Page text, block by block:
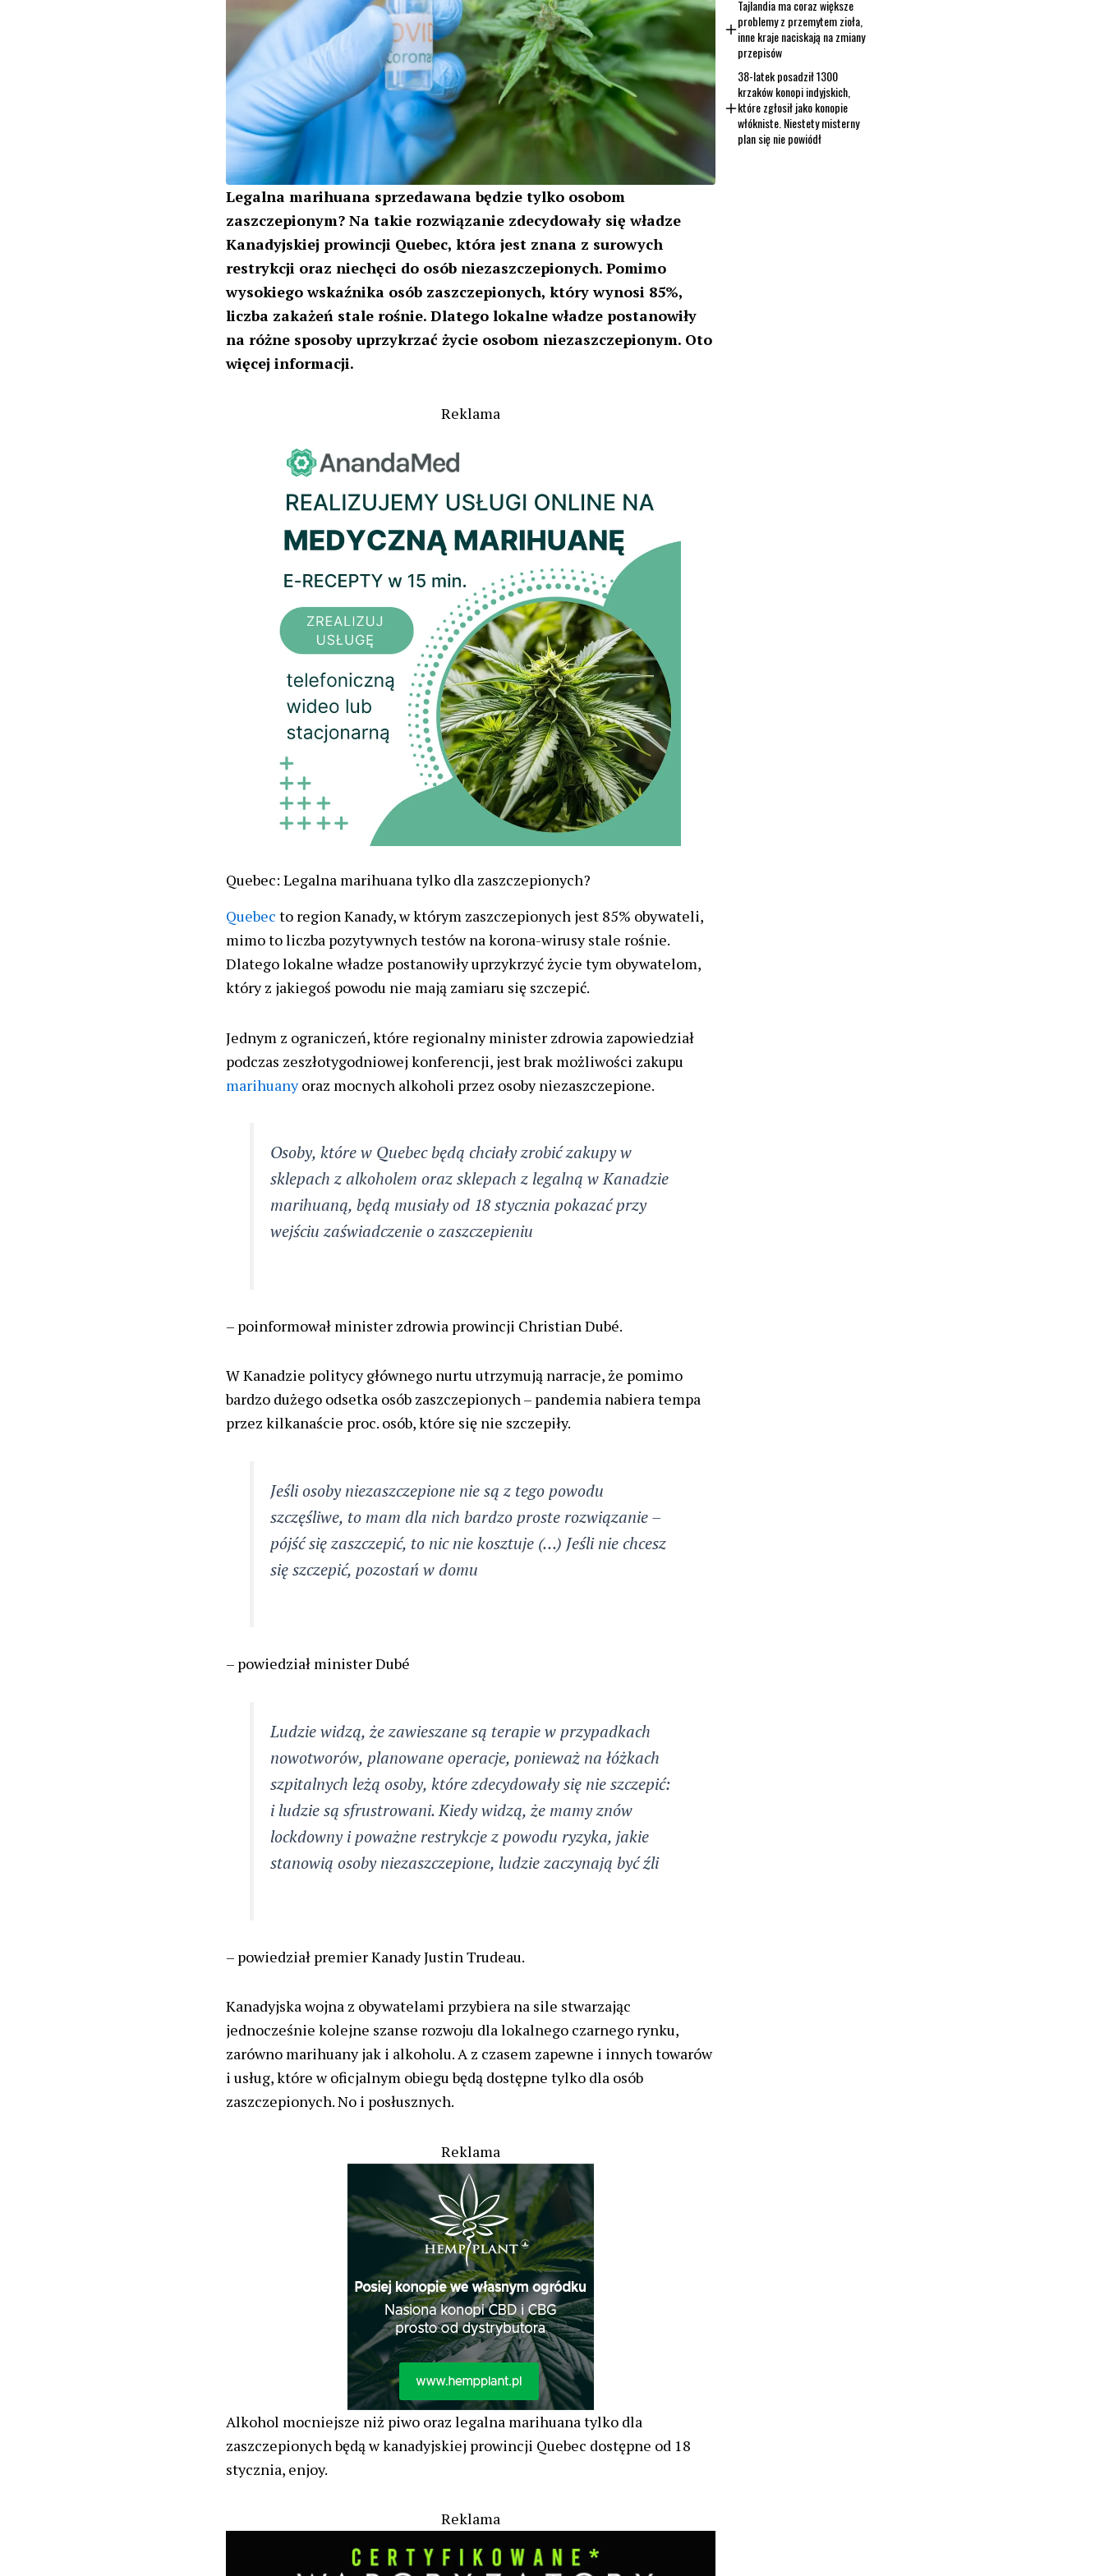
k e
r
Legalna marihuana sprzedawana będzie tylko osobom
zaszczepionym? Na takie rozwiązanie zdecydowały się władze
Kanadyjskiej prowincji Quebec, która jest znana z surowych
restrykcji oraz niechęci do osób niezaszczepionych. Pomimo
wysokiego wskaźnika osób zaszczepionych, który wynosi 85%,
liczba zakażeń stale rośnie. Dlatego lokalne władze postanowiły
na różne sposoby uprzykrzać życie osobom niezaszczepionym. Oto
więcej informacji.
Reklama
Quebec: Legalna marihuana tylko dla zaszczepionych?
Quebec to region Kanady, w którym zaszczepionych jest 85% obywateli,
mimo to liczba pozytywnych testów na korona-wirusy stale rośnie.
Dlatego lokalne władze postanowiły uprzykrzyć życie tym obywatelom,
który z jakiegoś powodu nie mają zamiaru się szczepić.
Jednym z ograniczeń, które regionalny minister zdrowia zapowiedział
podczas zeszłotygodniowej konferencji, jest brak możliwości zakupu
marihuanyoraz mocnych alkoholi przez osoby niezaszczepione.
Osoby, które w Quebec będą chciały zrobić zakupy w
sklepach z alkoholem oraz sklepach z legalną w Kanadzie
marihuaną, będą musiały od 18 stycznia pokazać przy
wejściu zaświadczenie o zaszczepieniu
– poinformował minister zdrowia prowincji Christian Dubé.
W Kanadzie politycy głównego nurtu utrzymują narracje, że pomimo
bardzo dużego odsetka osób zaszczepionych – pandemia nabiera tempa
przez kilkanaście proc. osób, które się nie szczepiły.
Jeśli osoby niezaszczepione nie są z tego powodu
szczęśliwe, to mam dla nich bardzo proste rozwiązanie –
pójść się zaszczepić, to nic nie kosztuje (…) Jeśli nie chcesz
się szczepić, pozostań w domu
– powiedział minister Dubé
Ludzie widzą, że zawieszane są terapie w przypadkach
nowotworów, planowane operacje, ponieważ na łóżkach
szpitalnych leżą osoby, które zdecydowały się nie szczepić:
i ludzie są sfrustrowani. Kiedy widzą, że mamy znów
lockdowny i poważne restrykcje z powodu ryzyka, jakie
stanowią osoby niezaszczepione, ludzie zaczynają być źli
– powiedział premier Kanady Justin Trudeau.
Kanadyjska wojna z obywatelami przybiera na sile stwarzając
jednocześnie kolejne szanse rozwoju dla lokalnego czarnego rynku,
zarówno marihuany jak i alkoholu. A z czasem zapewne i innych towarów
i usług, które w oficjalnym obiegu będą dostępne tylko dla osób
zaszczepionych. No i posłusznych.
Reklama
Alkohol mocniejsze niż piwo oraz legalna marihuana tylko dla
zaszczepionych będą w kanadyjskiej prowincji Quebec dostępne od 18
stycznia, enjoy.
Reklama
Tajlandia ma coraz większe
problemy z przemytem zioła,
inne kraje naciskają na zmiany
przepisów
38-latek posadził 1300
krzaków konopi indyjskich,
które zgłosił jako konopie
włókniste. Niestety misterny
plan się nie powiódł